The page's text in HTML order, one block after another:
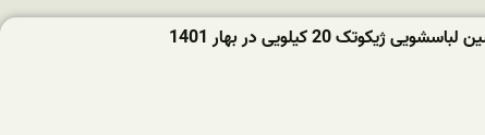
ژیکوتک 20 کیلویی در بهار 1401